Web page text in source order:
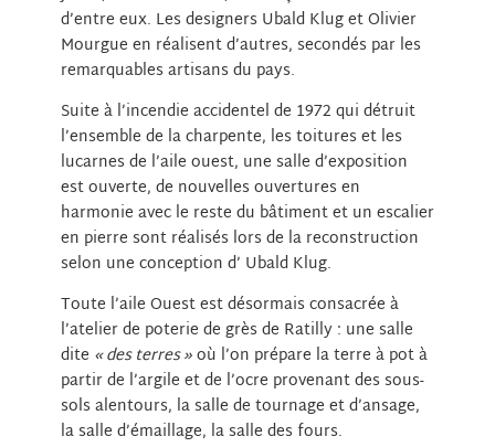
d’entre eux. Les designers Ubald Klug et Olivier
Mourgue en réalisent d’autres, secondés par les
remarquables artisans du pays.
Suite à l’incendie accidentel de 1972 qui détruit
l’ensemble de la charpente, les toitures et les
lucarnes de l’aile ouest, une salle d’exposition
est ouverte, de nouvelles ouvertures en
harmonie avec le reste du bâtiment et un escalier
en pierre sont réalisés lors de la reconstruction
selon une conception d’ Ubald Klug.
Toute l’aile Ouest est désormais consacrée à
l’atelier de poterie de grès de Ratilly : une salle
dite « des terres »où l’on prépare la terre à pot à
partir de l’argile et de l’ocre provenant des sous-
sols alentours, la salle de tournage et d’ansage,
la salle d’émaillage, la salle des fours.